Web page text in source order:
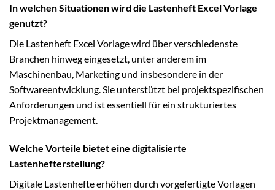
In welchen Situationen wird die Lastenheft Excel Vorlage
genutzt?
Die Lastenheft Excel Vorlage wird über verschiedenste
Branchen hinweg eingesetzt, unter anderem im
Maschinenbau, Marketing und insbesondere in der
Softwareentwicklung. Sie unterstützt bei projektspezifischen
Anforderungen und ist essentiell für ein strukturiertes
Projektmanagement.
Welche Vorteile bietet eine digitalisierte
Lastenhefterstellung?
Digitale Lastenhefte erhöhen durch vorgefertigte Vorlagen